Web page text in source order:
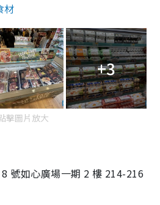
材
+3
擊圖片放大
號如心廣場一期 2 樓 214-216